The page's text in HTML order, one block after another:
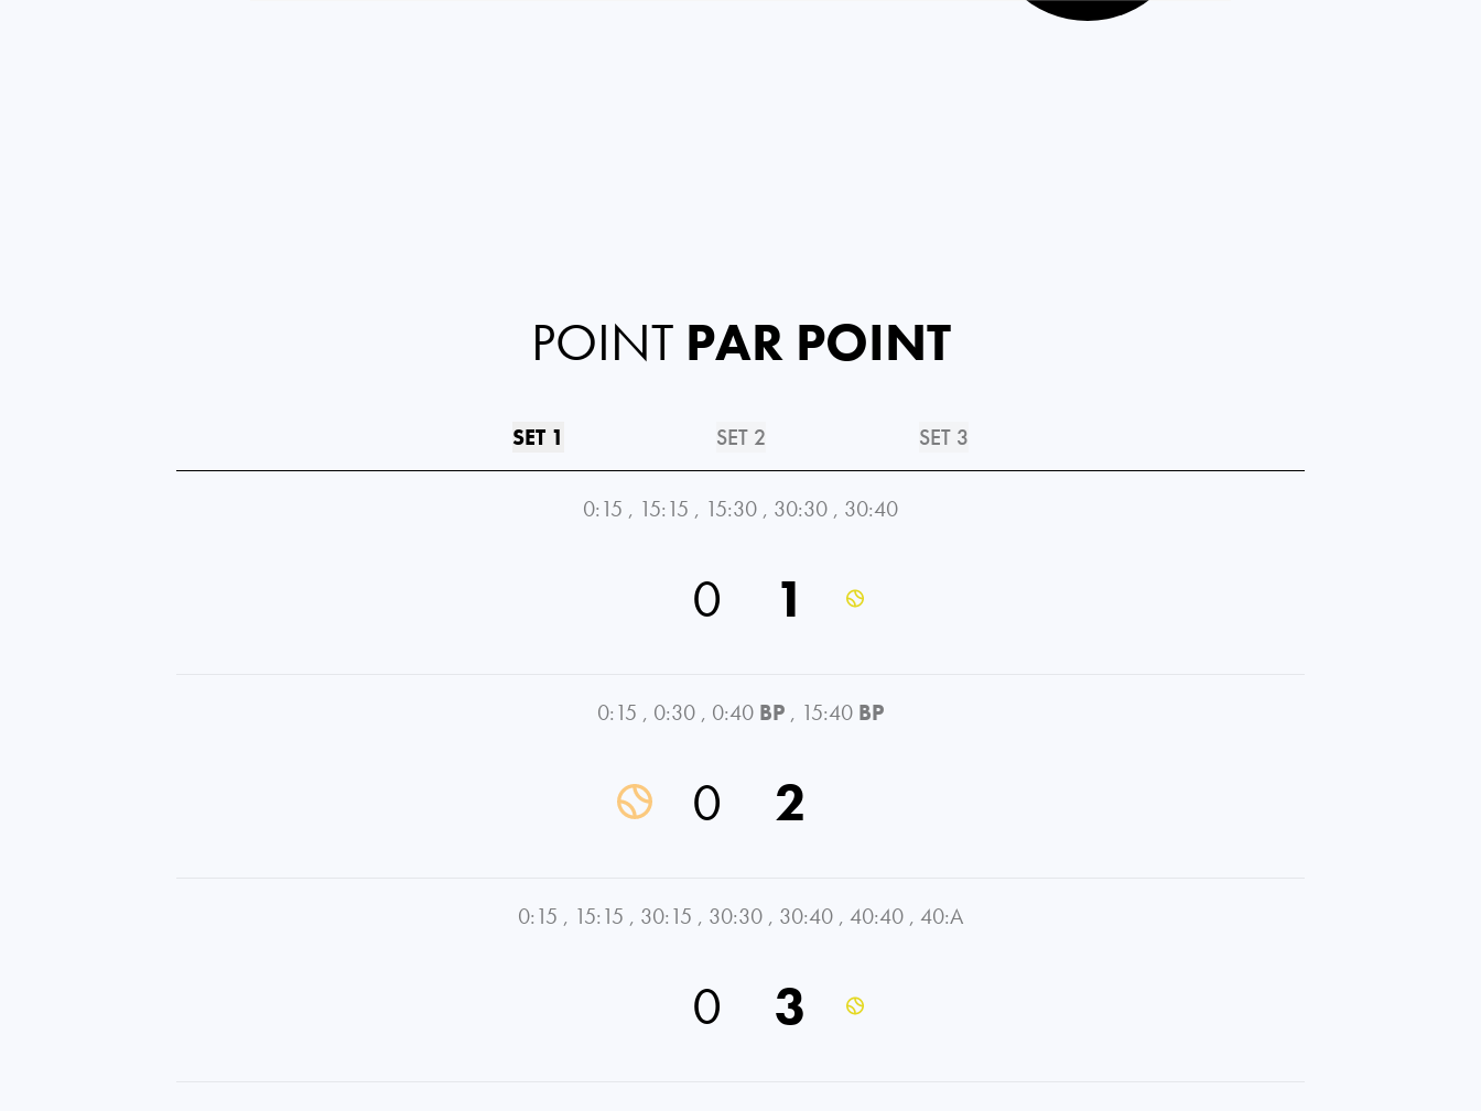
POINT PAR POINT
SET 1 SET 2 SET 3
0:15 , 15:15 , 15:30 , 30:30 , 30:40
0 1
0:15 , 0:30 , 0:40 BP , 15:40 BP
0 2
0:15 , 15:15 , 30:15 , 30:30 , 30:40 , 40:40 , 40:A
0 3